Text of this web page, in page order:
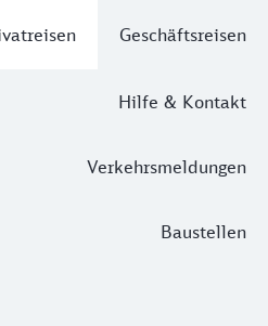
Geschäftsreisen
Hilfe & Kontakt
Verkehrsmeldungen
Baustellen